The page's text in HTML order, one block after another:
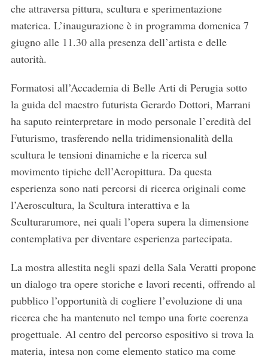
che attraversa pittura, scultura e sperimentazione
materica. L’inaugurazione è in programma domenica 7
giugno alle 11.30 alla presenza dell’artista e delle
autorità.
Formatosi all’Accademia di Belle Arti di Perugia sotto
la guida del maestro futurista Gerardo Dottori, Marrani
ha saputo reinterpretare in modo personale l’eredità del
Futurismo, trasferendo nella tridimensionalità della
scultura le tensioni dinamiche e la ricerca sul
movimento tipiche dell’Aeropittura. Da questa
esperienza sono nati percorsi di ricerca originali come
l’Aeroscultura, la Scultura interattiva e la
Sculturarumore, nei quali l’opera supera la dimensione
contemplativa per diventare esperienza partecipata.
La mostra allestita negli spazi della Sala Veratti propone
un dialogo tra opere storiche e lavori recenti, offrendo al
pubblico l’opportunità di cogliere l’evoluzione di una
ricerca che ha mantenuto nel tempo una forte coerenza
progettuale. Al centro del percorso espositivo si trova la
materia, intesa non come elemento statico ma come